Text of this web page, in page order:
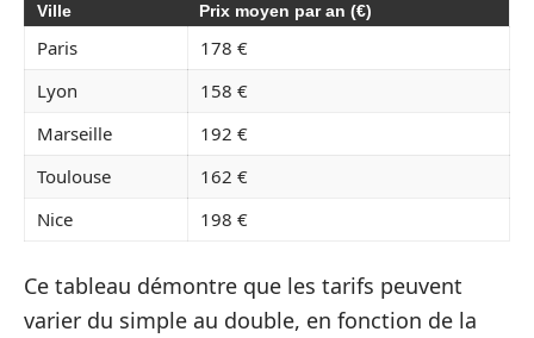
Ville Prix moyen par an (€)
Paris
178 €
Lyon
158 €
Marseille
192 €
Toulouse
162 €
Nice
198 €
Ce tableau démontre que les tarifs peuvent
varier du simple au double, en fonction de la